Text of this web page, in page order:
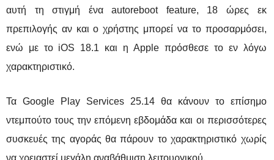
αυτή τη στιγμή ένα autoreboot feature, 18 ώρες εκ
πρεπιλογής αν και ο χρήστης μπορεί να το προσαρμόσει,
ενώ με το iOS 18.1 και η Apple πρόσθεσε το εν λόγω
χαρακτηριστικό.
Τα Google Play Services 25.14 θα κάνουν το επίσημο
ντεμπούτο τους την επόμενη εβδομάδα και οι περισσότερες
συσκευές της αγοράς θα πάρουν το χαρακτηριστικό χωρίς
να χρειαστεί μεγάλη αναβάθμιση λειτουργικού.